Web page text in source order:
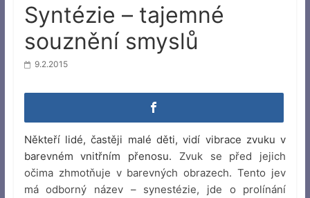
Syntézie – tajemné
souznění smyslů
9.2.2015
Někteří lidé, častěji malé děti, vidí vibrace zvuku v
barevném vnitřním přenosu. Zvuk se před jejich
očima zhmotňuje v barevných obrazech. Tento jev
má odborný název – synestézie, jde o prolínání